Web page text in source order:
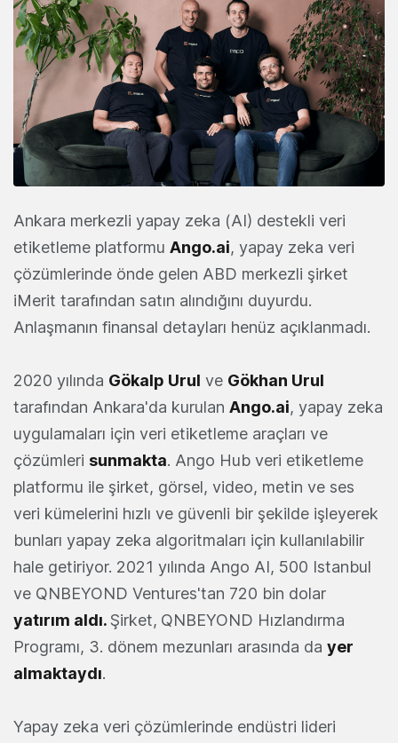
Ankara merkezli yapay zeka (AI) destekli veri
etiketleme platformu Ango.ai, yapay zeka veri
çözümlerinde önde gelen ABD merkezli şirket
iMerit tarafından satın alındığını duyurdu.
Anlaşmanın finansal detayları henüz açıklanmadı.
2020 yılında Gökalp Urul ve Gökhan Urul
tarafından Ankara'da kurulan Ango.ai, yapay zeka
uygulamaları için veri etiketleme araçları ve
çözümleri sunmakta. Ango Hub veri etiketleme
platformu ile şirket, görsel, video, metin ve ses
veri kümelerini hızlı ve güvenli bir şekilde işleyerek
bunları yapay zeka algoritmaları için kullanılabilir
hale getiriyor. 2021 yılında Ango AI, 500 Istanbul
ve QNBEYOND Ventures'tan 720 bin dolar
yatırım aldı.Şirket, QNBEYOND Hızlandırma
Programı, 3. dönem mezunları arasında da yer
almaktaydı.
Yapay zeka veri çözümlerinde endüstri lideri